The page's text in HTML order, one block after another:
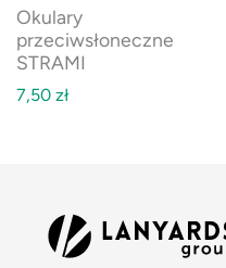
Okulary
przeciwsłoneczne
STRAMI
7,50 zł